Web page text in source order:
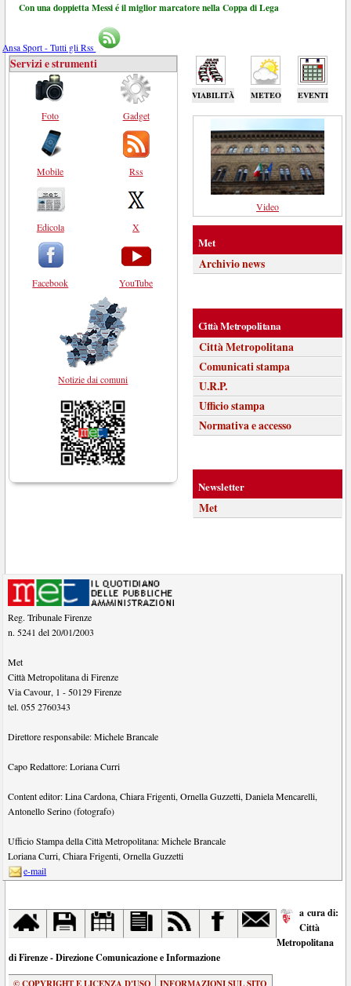
Con una doppietta Messi é il miglior marcatore nella Coppa di Lega
Ansa Sport - Tutti gli Rss
VIABILITÀ METEO EVENTI
Servizi e strumenti
Foto
Mobile
Edicola
Facebook
Gadget
Rss
X
YouTube
Notizie dai comuni
Video
Met
Archivio news
Città Metropolitana
Città Metropolitana
Comunicati stampa
U.R.P.
Ufficio stampa
Normativa e accesso
Newsletter
Met
Reg. Tribunale Firenze
n. 5241 del 20/01/2003
Met
Città Metropolitana di Firenze
Via Cavour, 1 - 50129 Firenze
tel.055 2760343
Direttore responsabile:Michele Brancale
Capo Redattore:Loriana Curri
Content editor:Lina Cardona,Chiara Frigenti,Ornella Guzzetti,Daniela Mencarelli,
Antonello Serino (fotografo)
Ufficio Stampa della Città Metropolitana:Michele Brancale
Loriana Curri,Chiara Frigenti,Ornella Guzzetti
e-mail
a cura di:
Città
Metropolitana
di Firenze - Direzione Comunicazione e Informazione